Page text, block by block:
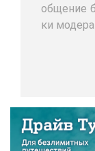
об­ще­ние
ки